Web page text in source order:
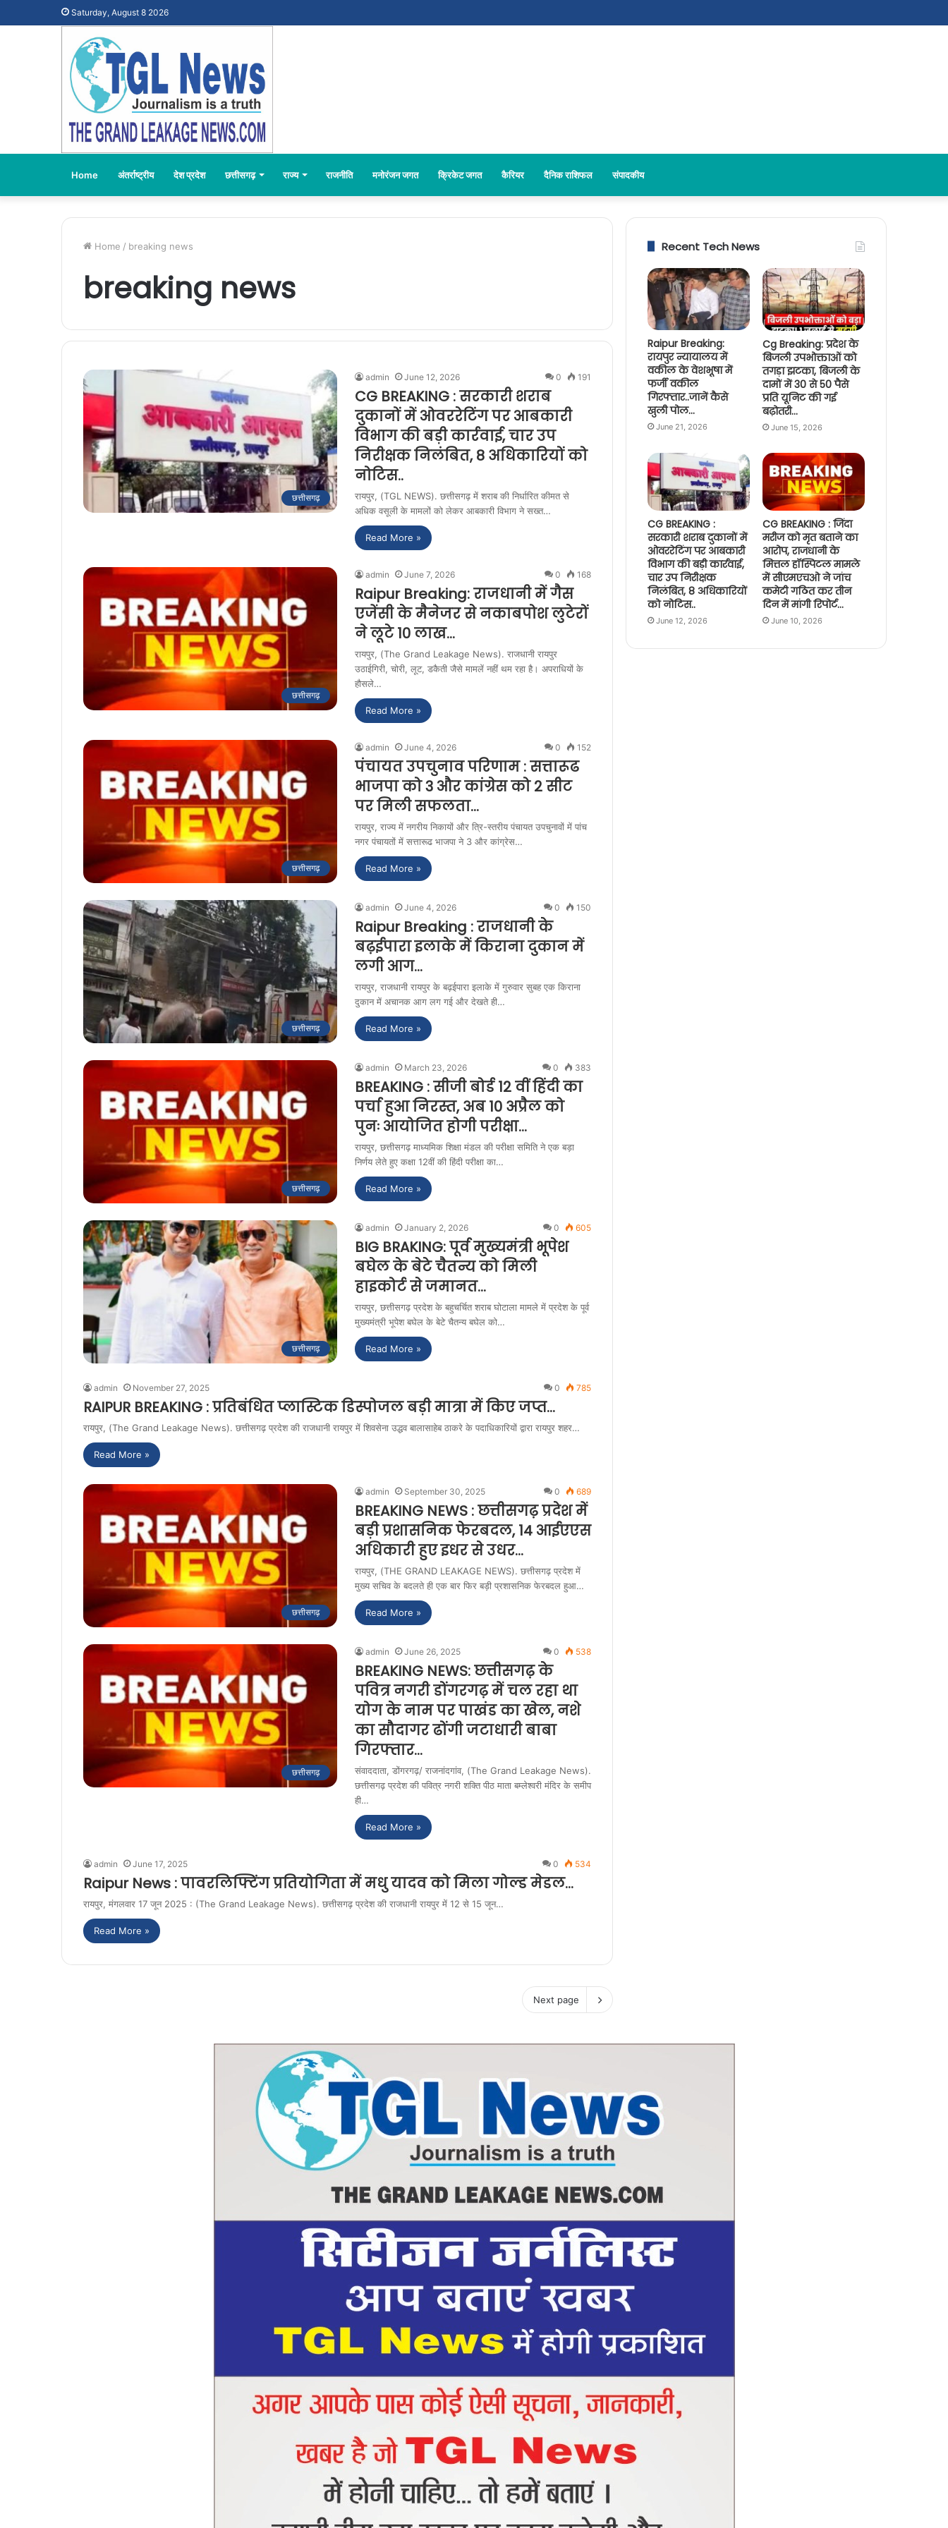
Saturday, August 8 2026
Home अंतर्राष्ट्रीय देश प्रदेश छत्तीसगढ़ राज्य राजनीति मनोरंजन जगत क्रिकेट जगत कैरियर दैनिक राशिफल संपादकीय
Home / breaking news
breaking news
छत्तीसगढ़
admin June 12, 2026 0 191
CG BREAKING : सरकारी शराब
दुकानों में ओवररेटिंग पर आबकारी
विभाग की बड़ी कार्रवाई, चार उप
निरीक्षक निलंबित, 8 अधिकारियों को
नोटिस..
रायपुर, (TGL NEWS). छत्तीसगढ़ में शराब की निर्धारित कीमत से
अधिक वसूली के मामलों को लेकर आबकारी विभाग ने सख्त…
Read More »
छत्तीसगढ़
admin June 7, 2026 0 168
Raipur Breaking: राजधानी में गैस
एजेंसी के मैनेजर से नकाबपोश लुटेरों
ने लूटे 10 लाख…
रायपुर, (The Grand Leakage News). राजधानी रायपुर
उठाईगिरी, चोरी, लूट, डकैती जैसे मामलें नहीं थम रहा है। अपराधियों के
हौसले…
Read More »
छत्तीसगढ़
admin June 4, 2026 0 152
पंचायत उपचुनाव परिणाम : सत्तारूढ
भाजपा को 3 और कांग्रेस को 2 सीट
पर मिली सफलता…
रायपुर, राज्य में नगरीय निकायों और त्रि-स्तरीय पंचायत उपचुनावों में पांच
नगर पंचायतों में सत्तारूढ भाजपा ने 3 और कांग्रेस…
Read More »
छत्तीसगढ़
admin June 4, 2026 0 150
Raipur Breaking : राजधानी के
बढ़ईपारा इलाके में किराना दुकान में
लगी आग…
रायपुर, राजधानी रायपुर के बढ़ईपारा इलाके में गुरुवार सुबह एक किराना
दुकान में अचानक आग लग गई और देखते ही…
Read More »
छत्तीसगढ़
admin March 23, 2026 0 383
BREAKING : सीजी बोर्ड 12 वीं हिंदी का
पर्चा हुआ निरस्त, अब 10 अप्रैल को
पुनः आयोजित होगी परीक्षा…
रायपुर, छत्तीसगढ़ माध्यमिक शिक्षा मंडल की परीक्षा समिति ने एक बड़ा
निर्णय लेते हुए कक्षा 12वीं की हिंदी परीक्षा का…
Read More »
छत्तीसगढ़
admin January 2, 2026 0 605
BIG BRAKING: पूर्व मुख्यमंत्री भूपेश
बघेल के बेटे चैतन्य को मिली
हाइकोर्ट से जमानत…
रायपुर, छत्तीसगढ़ प्रदेश के बहुचर्चित शराब घोटाला मामले में प्रदेश के पूर्व
मुख्यमंत्री भूपेश बघेल के बेटे चैतन्य बघेल को…
Read More »
admin November 27, 2025 0 785
RAIPUR BREAKING : प्रतिबंधित प्लास्टिक डिस्पोजल बड़ी मात्रा में किए जप्त…
रायपुर, (The Grand Leakage News). छत्तीसगढ़ प्रदेश की राजधानी रायपुर में शिवसेना उद्धव बालासाहेब ठाकरे के पदाधिकारियों द्वारा रायपुर शहर…
Read More »
छत्तीसगढ़
admin September 30, 2025 0 689
BREAKING NEWS : छत्तीसगढ़ प्रदेश में
बड़ी प्रशासनिक फेरबदल, 14 आईएएस
अधिकारी हुए इधर से उधर…
रायपुर, (THE GRAND LEAKAGE NEWS). छत्तीसगढ़ प्रदेश में
मुख्य सचिव के बदलते ही एक बार फिर बड़ी प्रशासनिक फेरबदल हुआ…
Read More »
छत्तीसगढ़
admin June 26, 2025 0 538
BREAKING NEWS: छत्तीसगढ़ के
पवित्र नगरी डोंगरगढ़ में चल रहा था
योग के नाम पर पाखंड का खेल, नशे
का सौदागर ढोंगी जटाधारी बाबा
गिरफ्तार…
संवाददाता, डोंगरगढ़/ राजनांदगांव, (The Grand Leakage News).
छत्तीसगढ़ प्रदेश की पवित्र नगरी शक्ति पीठ माता बम्लेश्वरी मंदिर के समीप
ही…
Read More »
admin June 17, 2025 0 534
Raipur News : पावरलिफ्टिंग प्रतियोगिता में मधु यादव को मिला गोल्ड मेडल…
रायपुर, मंगलवार 17 जून 2025 : (The Grand Leakage News). छत्तीसगढ़ प्रदेश की राजधानी रायपुर में 12 से 15 जून…
Read More »
Next page
Recent Tech News
Raipur Breaking:
रायपुर न्यायालय में
वकील के वेशभूषा में
फर्जी वकील
गिरफ्तार..जानें कैसे
खुली पोल…
June 21, 2026
Cg Breaking: प्रदेश के
बिजली उपभोक्ताओं को
तगड़ा झटका, बिजली के
दामों में 30 से 50 पैसे
प्रति यूनिट की गई
बढ़ोतरी…
June 15, 2026
CG BREAKING :
सरकारी शराब दुकानों में
ओवररेटिंग पर आबकारी
विभाग की बड़ी कार्रवाई,
चार उप निरीक्षक
निलंबित, 8 अधिकारियों
को नोटिस..
June 12, 2026
CG BREAKING : जिंदा
मरीज को मृत बताने का
आरोप, राजधानी के
मित्तल हॉस्पिटल मामले
में सीएमएचओ ने जांच
कमेटी गठित कर तीन
दिन में मांगी रिपोर्ट…
June 10, 2026